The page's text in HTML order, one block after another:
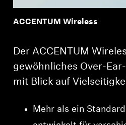
ACCENTUM Wireless
Der ACCENTUM
gewöhnliches Over-
mit Blick auf
Mehr als ein